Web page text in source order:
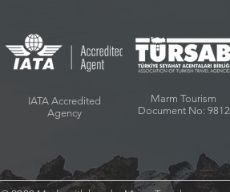
IATA Accredited
Agency
Marm Tourism
Document No: 9812